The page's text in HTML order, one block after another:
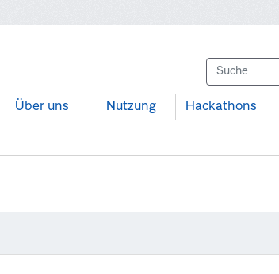
Über uns Nutzung Hackathons